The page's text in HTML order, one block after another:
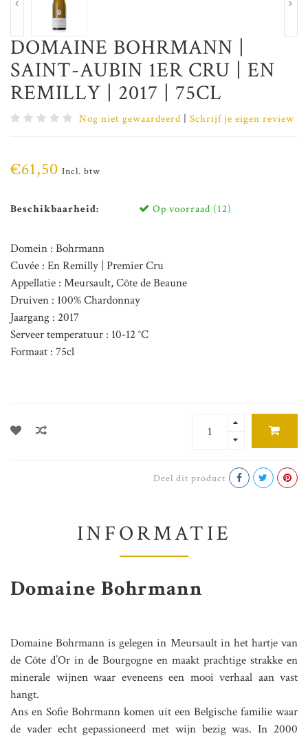
DOMAINE BOHRMANN |
SAINT-AUBIN 1ER CRU | EN
REMILLY | 2017 | 75CL
Nog niet gewaardeerd | Schrijf je eigen review
€61,50 Incl. btw
Beschikbaarheid: Op voorraad (12)
Domein : Bohrmann
Cuvée : En Remilly | Premier Cru
Appellatie : Meursault, Côte de Beaune
Druiven : 100% Chardonnay
Jaargang : 2017
Serveer temperatuur : 10-12 °C
Formaat : 75cl
Deel dit product
INFORMATIE
Domaine Bohrmann
Domaine Bohrmann is gelegen in Meursault in het hartje van
de Côte d’Or in de Bourgogne en maakt prachtige strakke en
minerale wijnen waar eveneens een mooi verhaal aan vast
hangt.
Ans en Sofie Bohrmann komen uit een Belgische familie waar
de vader echt gepassioneerd met wijn bezig was. In 2000